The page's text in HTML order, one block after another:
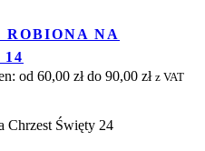
NA
od 60,00 zł do 90,00 zł z VAT